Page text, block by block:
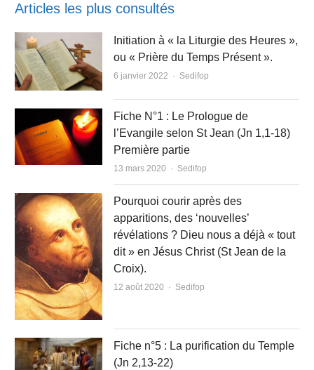
Articles les plus consultés
Initiation à « la Liturgie des Heures »,
ou « Prière du Temps Présent ».
6 janvier 2022 Author
Sedifop
Fiche N°1 : Le Prologue de
l’Evangile selon St Jean (Jn 1,1-18)
Première partie
13 mars 2020 Author
Sedifop
Pourquoi courir après des
apparitions, des ‘nouvelles’
révélations ? Dieu nous a déjà « tout
dit » en Jésus Christ (St Jean de la
Croix).
12 août 2020 Author
Sedifop
Fiche n°5 : La purification du Temple
(Jn 2,13-22)